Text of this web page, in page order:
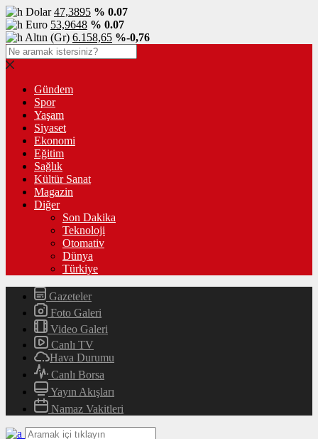
Dolar47,3895 % 0.07
Euro 53,9648 % 0.07
Altın (Gr) 6.158,65 %-0,76
Gündem
Spor
Yaşam
Siyaset
Ekonomi
Eğitim
Sağlık
Kültür Sanat
Magazin
Diğer
Son Dakika
Teknoloji
Otomativ
Dünya
Türkiye
Gazeteler
Foto Galeri
Video Galeri
Canlı TV
Hava Durumu
Canlı Borsa
Yayın Akışları
Namaz Vakitleri